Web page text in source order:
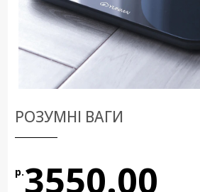
РОЗУМНІ ВАГИ
р.3550.00